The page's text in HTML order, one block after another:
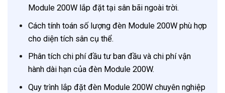
Module 200W lắp đặt tại sân bãi ngoài trời.
Cách tính toán số lượng đèn Module 200W phù hợp
cho diện tích sân cụ thể.
Phân tích chi phí đầu tư ban đầu và chi phí vận
hành dài hạn của đèn Module 200W.
Quy trình lắp đặt đèn Module 200W chuyên nghiệp